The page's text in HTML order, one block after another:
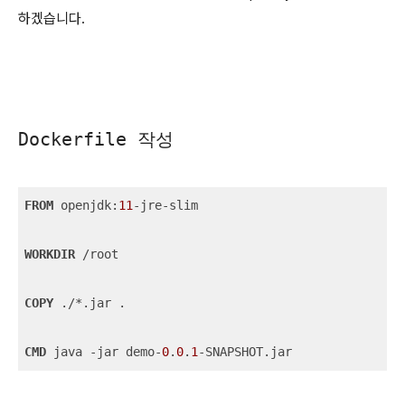
하겠습니다.
Dockerfile 작성
FROM openjdk: 11 -jre-slim
WORKDIR /root
COPY ./*.jar .
CMD java -jar demo-0. 0. 1 -SNAPSHOT.jar